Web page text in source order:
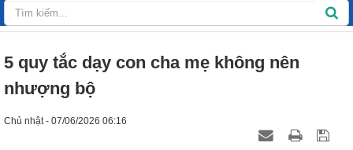
5 quy tắc dạy con cha mẹ không nên
nhượng bộ
Chủ nhật - 07/06/2026 06:16